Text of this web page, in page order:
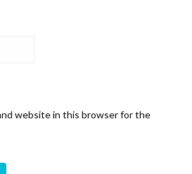
website in this browser for the